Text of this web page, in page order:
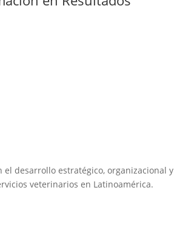
el desarrollo estratégico, organizacional y
veterinarios en Latinoamérica.